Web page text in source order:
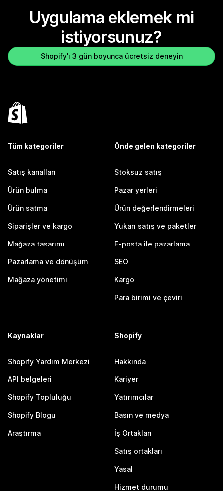
Uygulama eklemek mi
istiyorsunuz?
Shopify'ı 3 gün boyunca ücretsiz deneyin
Tüm kategoriler
Satış kanalları
Ürün bulma
Ürün satma
Siparişler ve kargo
Mağaza tasarımı
Pazarlama ve dönüşüm
Mağaza yönetimi
Önde gelen kategoriler
Stoksuz satış
Pazar yerleri
Ürün değerlendirmeleri
Yukarı satış ve paketler
E-posta ile pazarlama
SEO
Kargo
Para birimi ve çeviri
Kaynaklar
Shopify Yardım Merkezi
API belgeleri
Shopify Topluluğu
Shopify Blogu
Araştırma
Shopify
Hakkında
Kariyer
Yatırımcılar
Basın ve medya
İş Ortakları
Satış ortakları
Yasal
Hizmet durumu